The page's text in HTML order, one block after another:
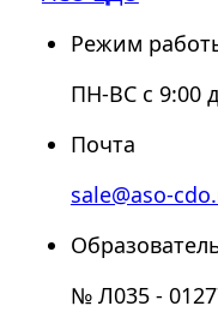
Режим
ПН-ВС с 9:00
Почта
sale@aso-
№ Л035 -